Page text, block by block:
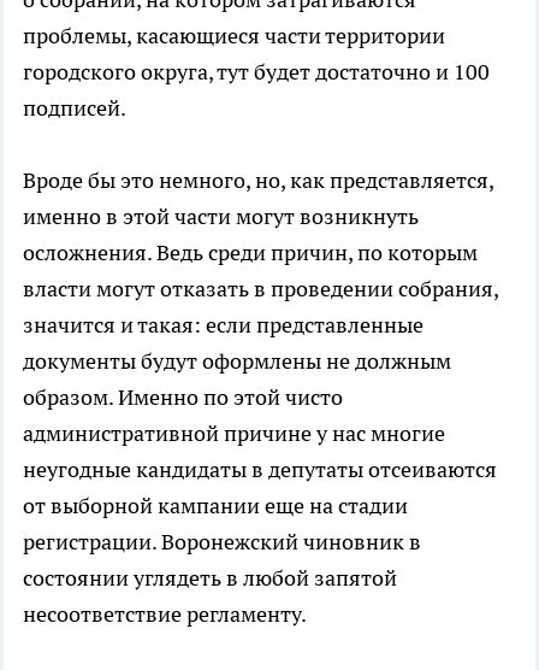
проблемы, касающиеся части территории
городского округа, тут будет достаточно и 100
подписей.
Вроде бы это немного, но, как представляется,
именно в этой части могут возникнуть
осложнения. Ведь среди причин, по которым
власти могут отказать в проведении собрания,
значится и такая: если представленные
документы будут оформлены не должным
образом. Именно по этой чисто
административной причине у нас многие
неугодные кандидаты в депутаты отсеиваются
от выборной кампании еще на стадии
регистрации. Воронежский чиновник в
состоянии углядеть в любой запятой
несоответствие регламенту.